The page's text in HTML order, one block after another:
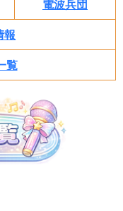
電波兵団
報
覧